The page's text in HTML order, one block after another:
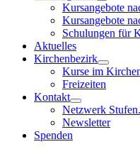
Kursangebote
Kursangebote
Schulungen für
Aktuelles
Kirchenbezirk
Kurse im
Freizeiten
Kontakt
Netzwerk
Newsletter
Spenden